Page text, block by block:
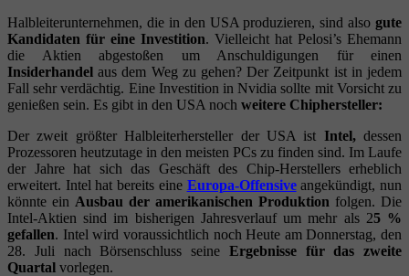
Halbleiterunternehmen, die in den USA produzieren, sind also gute
Kandidaten für eine Investition. Vielleicht hat Pelosi’s Ehemann
die Aktien abgestoßen um Anschuldigungen für einen
Insiderhandel aus dem Weg zu gehen? Der Zeitpunkt ist in jedem
Fall sehr verdächtig. Eine Investition in Nvidia sollte mit Vorsicht zu
genießen sein. Es gibt in den USA noch weitere Chiphersteller:
Der zweit größter Halbleiterhersteller der USA ist Intel,dessen
Prozessoren heutzutage in den meisten PCs zu finden sind. Im Laufe
der Jahre hat sich das Geschäft des Chip-Herstellers erheblich
erweitert. Intel hat bereits eine Europa-Offensiveangekündigt, nun
könnte ein Ausbau der amerikanischen Produktion folgen. Die
Intel-Aktien sind im bisherigen Jahresverlauf um mehr als 25 %
gefallen. Intel wird voraussichtlich noch Heute am Donnerstag, den
28. Juli nach Börsenschluss seine Ergebnisse für das zweite
Quartal vorlegen.